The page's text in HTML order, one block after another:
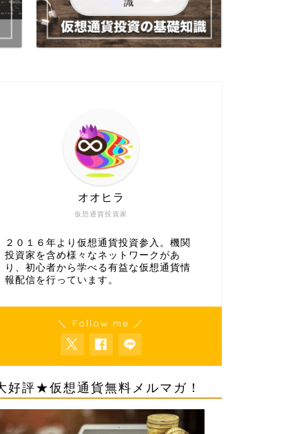
ットフライヤー（BF）取引所から
通貨資金を出金する方法につい
2023年7月22日
通貨の取引所
仮想通貨投資家
オオヒラ
２０１６年より仮想通貨投資参入。機関
投資家を含め様々なネットワークがあ
り、初心者から学べる有益な仮想通貨情
報配信を行っています。
＼ Follow me ／
好評★仮想通貨無料メルマガ！